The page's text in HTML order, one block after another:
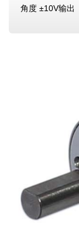
角度 ±10V输出